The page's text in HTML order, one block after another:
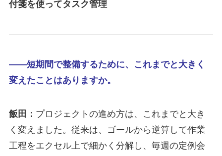
付箋を使ってタスク管理
――短期間で整備するために、これまでと大きく
変えたことはありますか。
飯田： プロジェクトの進め方は、これまでと大き
く変えました。従来は、ゴールから逆算して作業
工程をエクセル上で細かく分解し、毎週の定例会